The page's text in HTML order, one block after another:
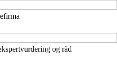
og råd